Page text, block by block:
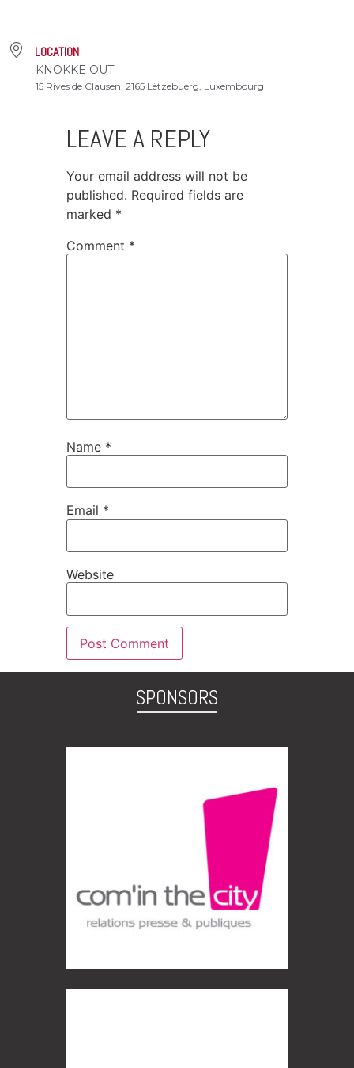
LOCATION
KNOKKE OUT
15 Rives de Clausen, 2165 Lëtzebuerg, Luxembourg
LEAVE A REPLY
Your email address will not be
published. Required fields are
marked *
Comment *
Name *
Email *
Website
SPONSORS